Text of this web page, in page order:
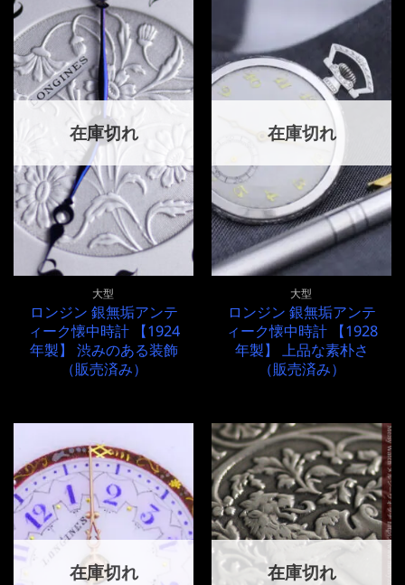
在庫切れ
大型
ロンジン 銀無垢アンテ
ィーク懐中時計 【1924
年製】 渋みのある装飾
（販売済み）
在庫切れ
大型
ロンジン 銀無垢アンテ
ィーク懐中時計 【1928
年製】 上品な素朴さ
（販売済み）
在庫切れ 在庫切れ